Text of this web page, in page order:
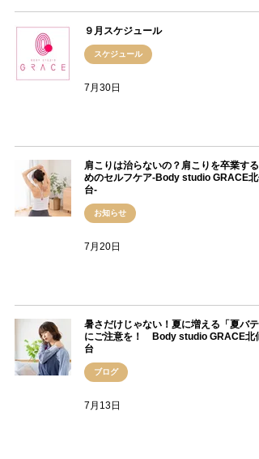
９月スケジュール
スケジュール
7月30日
肩こりは治らないの？肩こりを卒業する
めのセルフケア-Body studio GRACE北
台-
お知らせ
7月20日
暑さだけじゃない！夏に増える「夏バテ
にご注意を！ Body studio GRACE北仙
台
ブログ
7月13日